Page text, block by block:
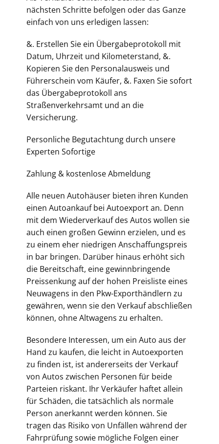
nächsten Schritte befolgen oder das Ganze
einfach von uns erledigen lassen:
&. Erstellen Sie ein Übergabeprotokoll mit
Datum, Uhrzeit und Kilometerstand, &.
Kopieren Sie den Personalausweis und
Führerschein vom Käufer, &. Faxen Sie sofort
das Übergabeprotokoll ans
Straßenverkehrsamt und an die
Versicherung.
Personliche Begutachtung durch unsere
Experten Sofortige
Zahlung & kostenlose Abmeldung
Alle neuen Autohäuser bieten ihren Kunden
einen Autoankauf bei Autoexport an. Denn
mit dem Wiederverkauf des Autos wollen sie
auch einen großen Gewinn erzielen, und es
zu einem eher niedrigen Anschaffungspreis
in bar bringen. Darüber hinaus erhöht sich
die Bereitschaft, eine gewinnbringende
Preissenkung auf der hohen Preisliste eines
Neuwagens in den Pkw-Exporthändlern zu
gewähren, wenn sie den Verkauf abschließen
können, ohne Altwagens zu erhalten.
Besondere Interessen, um ein Auto aus der
Hand zu kaufen, die leicht in Autoexporten
zu finden ist, ist andererseits der Verkauf
von Autos zwischen Personen für beide
Parteien riskant. Ihr Verkäufer haftet allein
für Schäden, die tatsächlich als normale
Person anerkannt werden können. Sie
tragen das Risiko von Unfällen während der
Fahrprüfung sowie mögliche Folgen einer